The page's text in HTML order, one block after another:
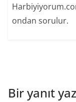
ondan sorulur.
Bir yanıt